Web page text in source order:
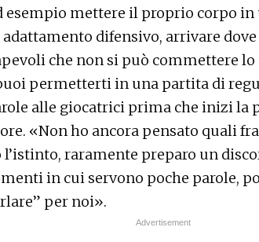
esempio mettere il proprio corpo in
difensivo, arrivare
che non si può commettere lo
permetterti in una partita di
alle giocatrici prima che inizi la
«Non ho ancora pensato quali
raramente preparo un
in cui servono poche parole,
per noi».